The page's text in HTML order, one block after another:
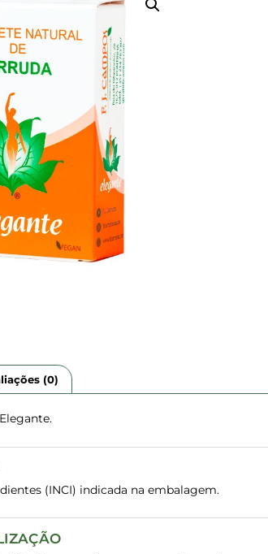
(0)
(INCI) indicada na embalagem.